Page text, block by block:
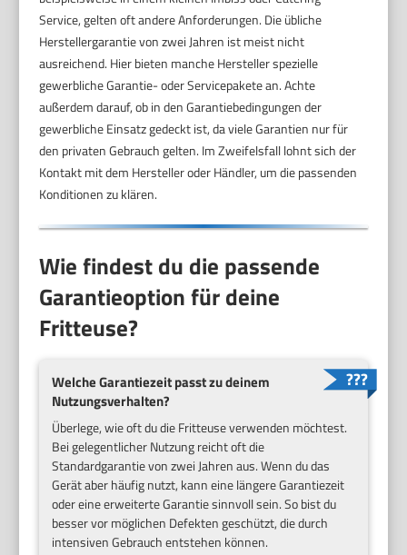
Service, gelten oft andere Anforderungen. Die übliche
Herstellergarantie von zwei Jahren ist meist nicht
ausreichend. Hier bieten manche Hersteller spezielle
gewerbliche Garantie- oder Servicepakete an. Achte
außerdem darauf, ob in den Garantiebedingungen der
gewerbliche Einsatz gedeckt ist, da viele Garantien nur für
den privaten Gebrauch gelten. Im Zweifelsfall lohnt sich der
Kontakt mit dem Hersteller oder Händler, um die passenden
Konditionen zu klären.
Wie findest du die passende
Garantieoption für deine
Fritteuse?
Welche Garantiezeit passt zu deinem
Nutzungsverhalten?
Überlege, wie oft du die Fritteuse verwenden möchtest.
Bei gelegentlicher Nutzung reicht oft die
Standardgarantie von zwei Jahren aus. Wenn du das
Gerät aber häufig nutzt, kann eine längere Garantiezeit
oder eine erweiterte Garantie sinnvoll sein. So bist du
besser vor möglichen Defekten geschützt, die durch
intensiven Gebrauch entstehen können.